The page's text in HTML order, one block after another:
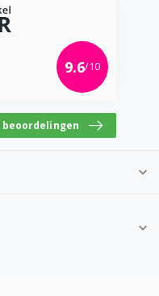
9.6/10
beoordelingen